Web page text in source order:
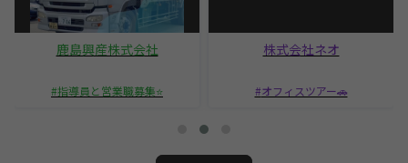
鹿島興産株式会社
指導員と営業職募集⭐
株式会社ネオ
オフィスツアー🚗